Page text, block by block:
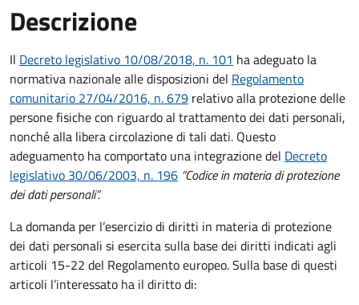
Descrizione
Il Decreto legislativo 10/08/2018, n. 101 ha adeguato la
normativa nazionale alle disposizioni del Regolamento
comunitario 27/04/2016, n. 679 relativo alla protezione delle
persone fisiche con riguardo al trattamento dei dati personali,
nonché alla libera circolazione di tali dati. Questo
adeguamento ha comportato una integrazione del Decreto
legislativo 30/06/2003, n. 196 “Codice in materia di protezione
dei dati personali”.
La domanda per l’esercizio di diritti in materia di protezione
dei dati personali si esercita sulla base dei diritti indicati agli
articoli 15-22 del Regolamento europeo. Sulla base di questi
articoli l’interessato ha il diritto di: